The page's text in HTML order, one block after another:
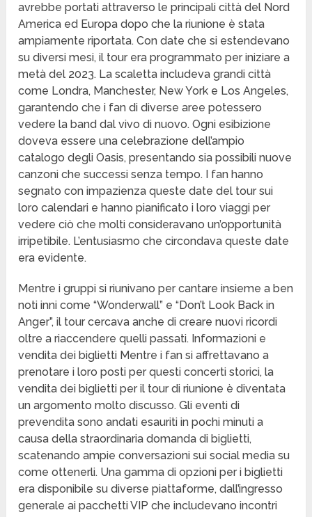
avrebbe portati attraverso le principali città del Nord
America ed Europa dopo che la riunione è stata
ampiamente riportata. Con date che si estendevano
su diversi mesi, il tour era programmato per iniziare a
metà del 2023. La scaletta includeva grandi città
come Londra, Manchester, New York e Los Angeles,
garantendo che i fan di diverse aree potessero
vedere la band dal vivo di nuovo. Ogni esibizione
doveva essere una celebrazione dell’ampio
catalogo degli Oasis, presentando sia possibili nuove
canzoni che successi senza tempo. I fan hanno
segnato con impazienza queste date del tour sui
loro calendari e hanno pianificato i loro viaggi per
vedere ciò che molti consideravano un’opportunità
irripetibile. L’entusiasmo che circondava queste date
era evidente.
Mentre i gruppi si riunivano per cantare insieme a ben
noti inni come “Wonderwall” e “Don’t Look Back in
Anger”, il tour cercava anche di creare nuovi ricordi
oltre a riaccendere quelli passati. Informazioni e
vendita dei biglietti Mentre i fan si affrettavano a
prenotare i loro posti per questi concerti storici, la
vendita dei biglietti per il tour di riunione è diventata
un argomento molto discusso. Gli eventi di
prevendita sono andati esauriti in pochi minuti a
causa della straordinaria domanda di biglietti,
scatenando ampie conversazioni sui social media su
come ottenerli. Una gamma di opzioni per i biglietti
era disponibile su diverse piattaforme, dall’ingresso
generale ai pacchetti VIP che includevano incontri